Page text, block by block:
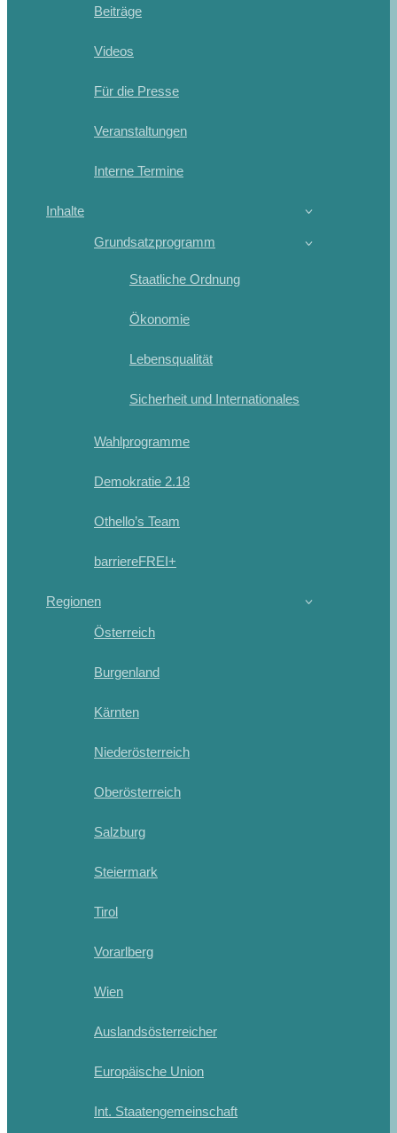
Beiträge
Videos
Für die Presse
Veranstaltungen
Interne Termine
Inhalte
Grundsatzprogramm
Staatliche Ordnung
Ökonomie
Lebensqualität
Sicherheit und Internationales
Wahlprogramme
Demokratie 2.18
Othello’s Team
barriereFREI+
Regionen
Österreich
Burgenland
Kärnten
Niederösterreich
Oberösterreich
Salzburg
Steiermark
Tirol
Vorarlberg
Wien
Auslandsösterreicher
Europäische Union
Int. Staatengemeinschaft